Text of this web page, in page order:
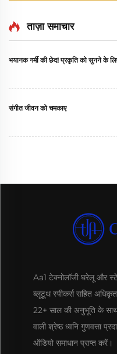
ताज़ा समाचार
भयानक गर्मी की छेद! प्रकृति को सुनने के
संगीत जीवन को चमकाए
Aa1 टेक्नोलॉजी घरेलू और
ब्लूटूथ स्पीकर्स सहित
22+ साल की अनुभूति के
वाली श्रेष्ठ ध्वनि गुणवत्ता
ऑडियो समाधान प्राप्त करें।